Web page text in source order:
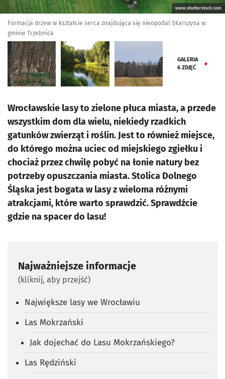
www.shutterstock.com
Formacja drzew w kształcie serca znajdująca się nieopodal Skarszyna w
gminie Trzebnica
GALERIA
6 ZDJĘĆ
Wrocławskie lasy to zielone płuca miasta, a przede
wszystkim dom dla wielu, niekiedy rzadkich
gatunków zwierząt i roślin. Jest to również miejsce,
do którego można uciec od miejskiego zgiełku i
chociaż przez chwilę pobyć na łonie natury bez
potrzeby opuszczania miasta. Stolica Dolnego
Śląska jest bogata w lasy z wieloma różnymi
atrakcjami, które warto sprawdzić. Sprawdźcie
gdzie na spacer do lasu!
Najważniejsze informacje
(kliknij, aby przejść)
Największe lasy we Wrocławiu
Las Mokrzański
Jak dojechać do Lasu Mokrzańskiego?
Las Rędziński